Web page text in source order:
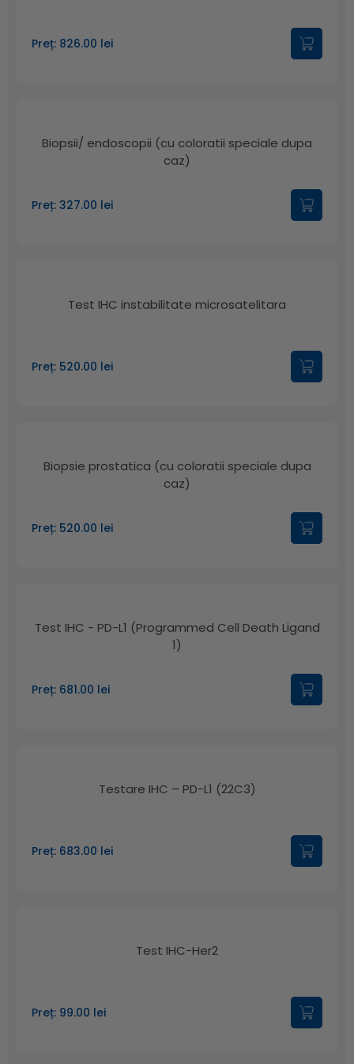
Preț: 826.00 lei
Biopsii/ endoscopii (cu coloratii speciale dupa
caz)
Preț: 327.00 lei
Test IHC instabilitate microsatelitara
Preț: 520.00 lei
Biopsie prostatica (cu coloratii speciale dupa
caz)
Preț: 520.00 lei
Test IHC - PD-L1 (Programmed Cell Death Ligand
1)
Preț: 681.00 lei
Testare IHC – PD-L1 (22C3)
Preț: 683.00 lei
Test IHC-Her2
Preț: 99.00 lei